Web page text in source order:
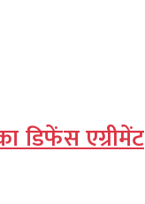
डिफेंस एग्रीमेंट